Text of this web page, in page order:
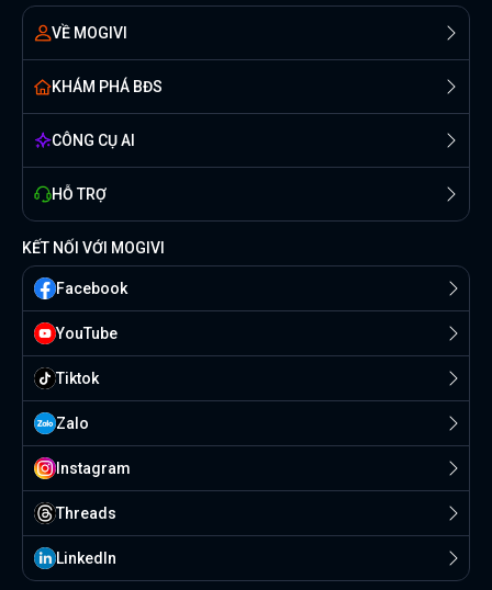
VỀ MOGIVI
KHÁM PHÁ BĐS
CÔNG CỤ AI
HỖ TRỢ
KẾT NỐI VỚI MOGIVI
Facebook
YouTube
Tiktok
Zalo
Instagram
Threads
Linkedln